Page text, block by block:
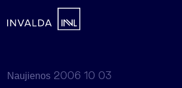
Naujienos 2006 10 03